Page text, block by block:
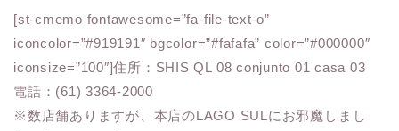
[st-cmemo fontawesome=”fa-file-text-o”
iconcolor=”#919191″ bgcolor=”#fafafa” color=”#000000″
iconsize=”100″]住所：SHIS QL 08 conjunto 01 casa 03
電話：(61) 3364-2000
※数店舗ありますが、本店のLAGO SULにお邪魔しまし